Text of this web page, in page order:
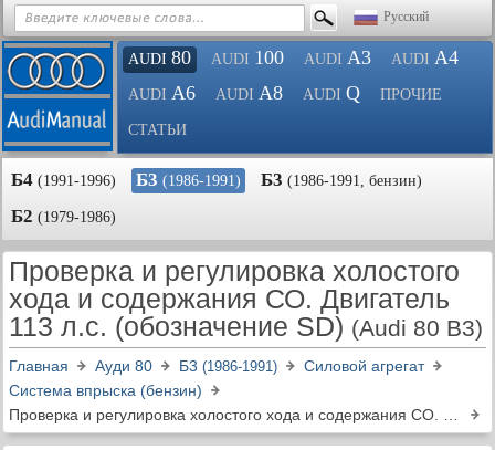
Русский
AUDI 80 AUDI 100 AUDI A3 AUDI A4
AUDI A6 AUDI A8 AUDI Q ПРОЧИЕ
СТАТЬИ
Б4 (1991-1996) Б3 (1986-1991) Б3 (1986-1991, бензин)
Б2 (1979-1986)
Проверка и регулировка холостого
хода и содержания СО. Двигатель
113 л.с. (обозначение SD) (Audi 80 B3)
Главная Ауди 80 Б3 (1986-1991)
Силовой агрегат
Система впрыска (бензин)